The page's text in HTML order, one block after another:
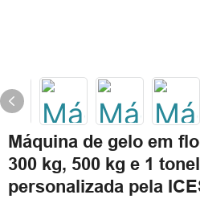
Máquina de gelo em
300 kg, 500 kg e 1
personalizada pela